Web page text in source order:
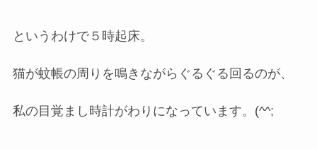
というわけで５時起床。
猫が蚊帳の周りを鳴きながらぐるぐる回るのが、
私の目覚まし時計がわりになっています。(^^;